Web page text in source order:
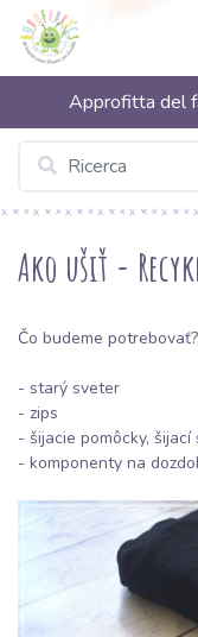
Approfitta del
Ako ušiť -
Čo budeme potrebovať?
- starý sveter
- zips
- šijacie pomôcky, šijací
- komponenty na